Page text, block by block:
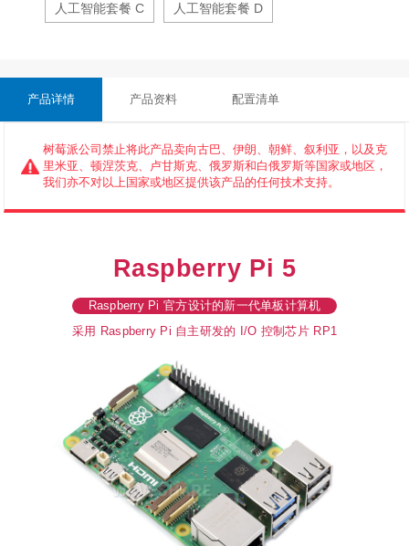
人工智能套餐 C 人工智能套餐 D
产品详情 产品资料 配置清单
树莓派公司禁止将此产品卖向古巴、伊朗、朝鲜、叙利亚，以及克
里米亚、顿涅茨克、卢甘斯克、俄罗斯和白俄罗斯等国家或地区，
我们亦不对以上国家或地区提供该产品的任何技术支持。
Raspberry Pi 5
Raspberry Pi 官方设计的新一代单板计算机
采用 Raspberry Pi 自主研发的 I/O 控制芯片 RP1